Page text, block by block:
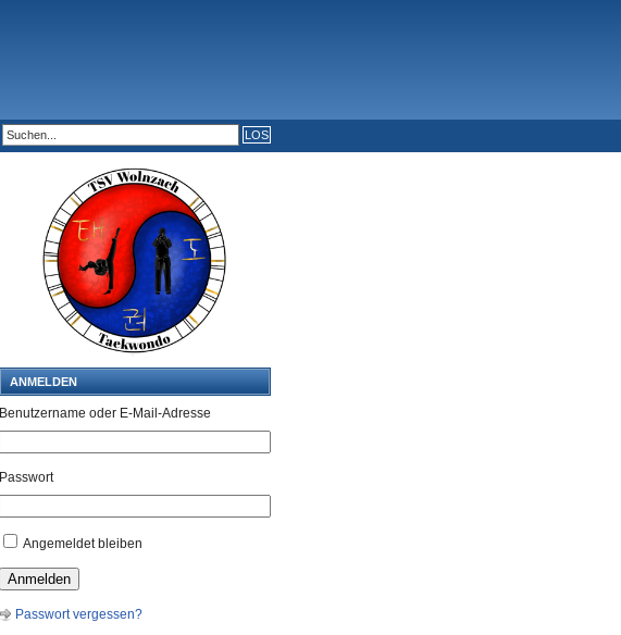
ANMELDEN
Benutzername oder E-Mail-Adresse
Passwort
Angemeldet bleiben
Anmelden
Passwort vergessen?